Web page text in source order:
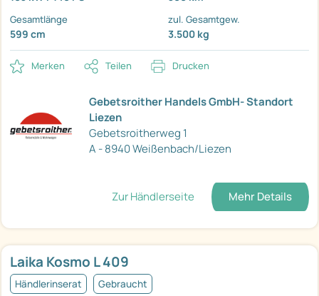
Gesamtlänge
599 cm
zul. Gesamtgew.
3.500 kg
Merken Teilen Drucken
Gebetsroither Handels GmbH- Standort
Liezen
Gebetsroitherweg 1
A - 8940 Weißenbach/Liezen
Zur Händlerseite Mehr Details
Laika Kosmo L 409
Händlerinserat Gebraucht